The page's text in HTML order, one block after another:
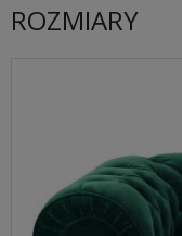
ROZMIARY